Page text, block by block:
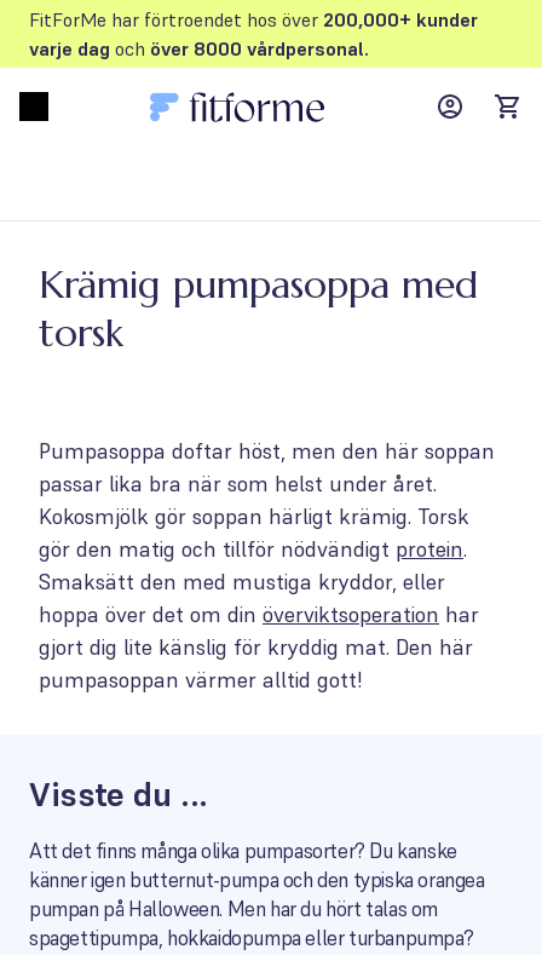
FitForMe har förtroendet hos över 200,000+ kunder
varje dag och över 8000 vårdpersonal.
MyFFM
Krämig pumpasoppa med
torsk
Pumpasoppa doftar höst, men den här soppan
passar lika bra när som helst under året.
Kokosmjölk gör soppan härligt krämig. Torsk
gör den matig och tillför nödvändigt protein.
Smaksätt den med mustiga kryddor, eller
hoppa över det om din överviktsoperation har
gjort dig lite känslig för kryddig mat. Den här
pumpasoppan värmer alltid gott!
Visste du ...
Att det finns många olika pumpasorter? Du kanske
känner igen butternut-pumpa och den typiska orangea
pumpan på Halloween. Men har du hört talas om
spagettipumpa, hokkaidopumpa eller turbanpumpa?